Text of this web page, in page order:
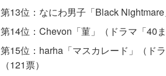
第13位：なにわ男子「Black
第14位：Chevon「菫」（ドラマ「40
第15位：harha「マスカレード」（ド
（121票）